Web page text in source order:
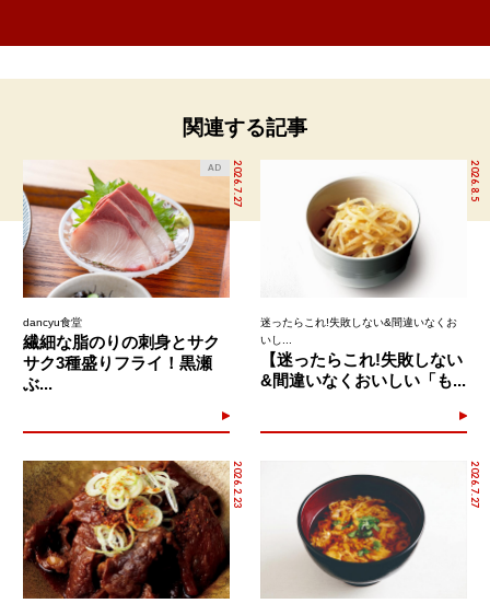
関連する記事
2026.7.27
AD
dancyu食堂
繊細な脂のりの刺身とサク
サク3種盛りフライ！黒瀬
ぶ...
2026.8.5
迷ったらこれ!失敗しない&間違いなくお
いし...
【迷ったらこれ!失敗しない
&間違いなくおいしい「も...
2026.2.23 2026.7.27